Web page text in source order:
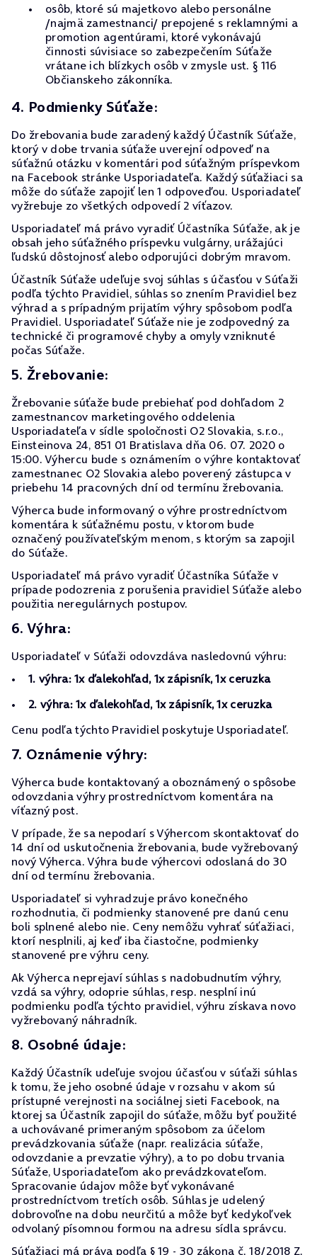
osôb, ktoré sú majetkovo alebo personálne
/najmä zamestnanci/ prepojené s reklamnými a
promotion agentúrami, ktoré vykonávajú
činnosti súvisiace so zabezpečením Súťaže
vrátane ich blízkych osôb v zmysle ust. § 116
Občianskeho zákonníka.
4. Podmienky Súťaže:
Do žrebovania bude zaradený každý Účastník Súťaže,
ktorý v dobe trvania súťaže uverejní odpoveď na
súťažnú otázku v komentári pod súťažným príspevkom
na Facebook stránke Usporiadateľa. Každý súťažiaci sa
môže do súťaže zapojiť len 1 odpoveďou. Usporiadateľ
vyžrebuje zo všetkých odpovedí 2 víťazov.
Usporiadateľ má právo vyradiť Účastníka Súťaže, ak je
obsah jeho súťažného príspevku vulgárny, urážajúci
ľudskú dôstojnosť alebo odporujúci dobrým mravom.
Účastník Súťaže udeľuje svoj súhlas s účasťou v Súťaži
podľa týchto Pravidiel, súhlas so znením Pravidiel bez
výhrad a s prípadným prijatím výhry spôsobom podľa
Pravidiel. Usporiadateľ Súťaže nie je zodpovedný za
technické či programové chyby a omyly vzniknuté
počas Súťaže.
5. Žrebovanie:
Žrebovanie súťaže bude prebiehať pod dohľadom 2
zamestnancov marketingového oddelenia
Usporiadateľa v sídle spoločnosti O2 Slovakia, s.r.o.,
Einsteinova 24, 851 01 Bratislava dňa 06. 07. 2020 o
15:00. Výhercu bude s oznámením o výhre kontaktovať
zamestnanec O2 Slovakia alebo poverený zástupca v
priebehu 14 pracovných dní od termínu žrebovania.
Výherca bude informovaný o výhre prostredníctvom
komentára k súťažnému postu, v ktorom bude
označený používateľským menom, s ktorým sa zapojil
do Súťaže.
Usporiadateľ má právo vyradiť Účastníka Súťaže v
prípade podozrenia z porušenia pravidiel Súťaže alebo
použitia neregulárnych postupov.
6. Výhra:
Usporiadateľ v Súťaži odovzdáva nasledovnú výhru:
1. výhra: 1x ďalekohľad, 1x zápisník, 1x ceruzka
2. výhra: 1x ďalekohľad, 1x zápisník, 1x ceruzka
Cenu podľa týchto Pravidiel poskytuje Usporiadateľ.
7. Oznámenie výhry:
Výherca bude kontaktovaný a oboznámený o spôsobe
odovzdania výhry prostredníctvom komentára na
víťazný post.
V prípade, že sa nepodarí s Výhercom skontaktovať do
14 dní od uskutočnenia žrebovania, bude vyžrebovaný
nový Výherca. Výhra bude výhercovi odoslaná do 30
dní od termínu žrebovania.
Usporiadateľ si vyhradzuje právo konečného
rozhodnutia, či podmienky stanovené pre danú cenu
boli splnené alebo nie. Ceny nemôžu vyhrať súťažiaci,
ktorí nesplnili, aj keď iba čiastočne, podmienky
stanovené pre výhru ceny.
Ak Výherca neprejaví súhlas s nadobudnutím výhry,
vzdá sa výhry, odoprie súhlas, resp. nesplní inú
podmienku podľa týchto pravidiel, výhru získava novo
vyžrebovaný náhradník.
8. Osobné údaje:
Každý Účastník udeľuje svojou účasťou v súťaži súhlas
k tomu, že jeho osobné údaje v rozsahu v akom sú
prístupné verejnosti na sociálnej sieti Facebook, na
ktorej sa Účastník zapojil do súťaže, môžu byť použité
a uchovávané primeraným spôsobom za účelom
prevádzkovania súťaže (napr. realizácia súťaže,
odovzdanie a prevzatie výhry), a to po dobu trvania
Súťaže, Usporiadateľom ako prevádzkovateľom.
Spracovanie údajov môže byť vykonávané
prostredníctvom tretích osôb. Súhlas je udelený
dobrovoľne na dobu neurčitú a môže byť kedykoľvek
odvolaný písomnou formou na adresu sídla správcu.
Súťažiaci má práva podľa § 19 - 30 zákona č. 18/2018 Z.